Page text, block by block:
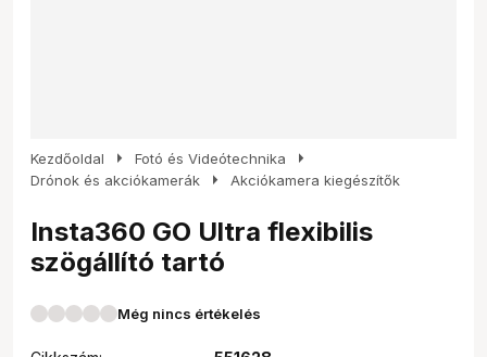
Kezdőoldal arrow_right Fotó és Videótechnika arrow_right
Drónok és akciókamerák arrow_right Akciókamera kiegészítők
Insta360 GO Ultra flexibilis
szögállító tartó
Még nincs értékelés